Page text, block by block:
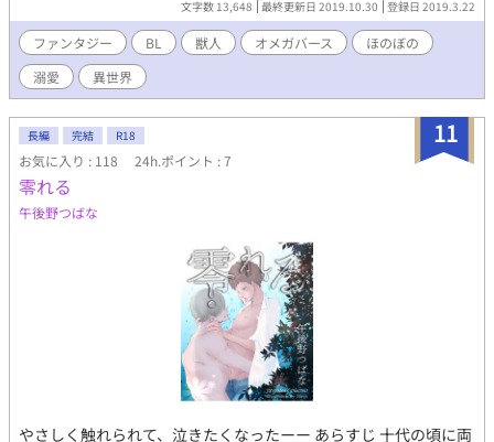
ですが、よろしければお楽しみください。波乱はあれど、ハッピ
ー溺愛ものです。獣人オメガバースかもしれない。（ウサギ×ウ
サギ／人間×ウサギ） ゆるゆる童話風ファンタジーBLです。
文字数 13,648 最終更新日 2019.10.30 登録日 2019.3.22
ファンタジー BL 獣人 オメガバース
ほのぼの
溺愛
異世界
11
長編 完結 R18
お気に入り : 118 24h.ポイント : 7
零れる
午後野つばな
やさしく触れられて、泣きたくなったーー あらすじ 十代の頃に両